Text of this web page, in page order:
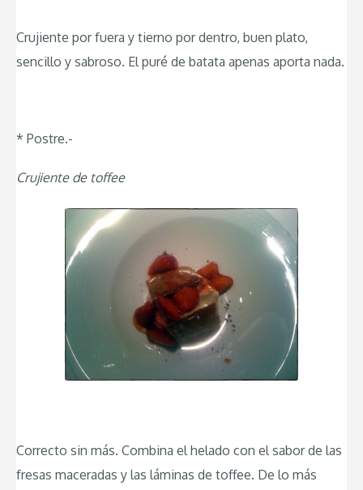
Crujiente por fuera y tierno por dentro, buen plato,
sencillo y sabroso. El puré de batata apenas aporta nada.
* Postre.-
Crujiente de toffee
Correcto sin más. Combina el helado con el sabor de las
fresas maceradas y las láminas de toffee. De lo más